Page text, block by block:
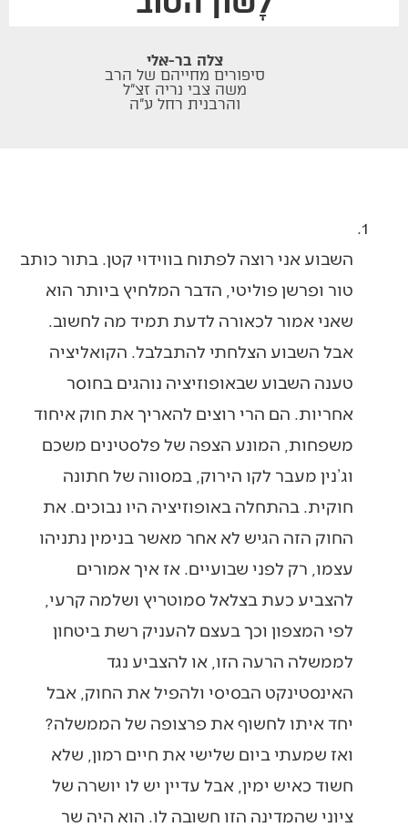
צלה בר-אלי
סיפורים מחייהם של הרב
משה צבי נריה זצ"ל
והרבנית רחל ע"ה
השבוע אני רוצה לפתוח בווידוי קטן. בתור כותב
טור ופרשן פוליטי, הדבר המלחיץ ביותר הוא
שאני אמור לכאורה לדעת תמיד מה לחשוב.
אבל השבוע הצלחתי להתבלבל. הקואליציה
טענה השבוע שבאופוזיציה נוהגים בחוסר
אחריות. הם הרי רוצים להאריך את חוק איחוד
משפחות, המונע הצפה של פלסטינים משכם
וג’נין מעבר לקו הירוק, במסווה של חתונה
חוקית. בהתחלה באופוזיציה היו נבוכים. את
החוק הזה הגיש לא אחר מאשר בנימין נתניהו
עצמו, רק לפני שבועיים. אז איך אמורים
להצביע כעת בצלאל סמוטריץ ושלמה קרעי,
לפי המצפון וכך בעצם להעניק רשת ביטחון
לממשלה הרעה הזו, או להצביע נגד
האינסטינקט הבסיסי ולהפיל את החוק, אבל
יחד איתו לחשוף את פרצופה של הממשלה?
ואז שמעתי ביום שלישי את חיים רמון, שלא
חשוד כאיש ימין, אבל עדיין יש לו יושרה של
ציוני שהמדינה הזו חשובה לו. הוא היה שר